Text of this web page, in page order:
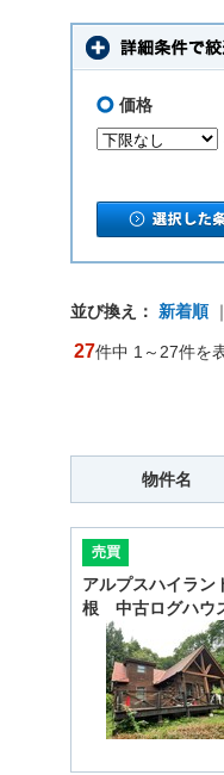
価格
並び換え： 新着順 ｜
27件中 1～27件を
物件名
売買
アルプスハイラン
根 中古ログハウ